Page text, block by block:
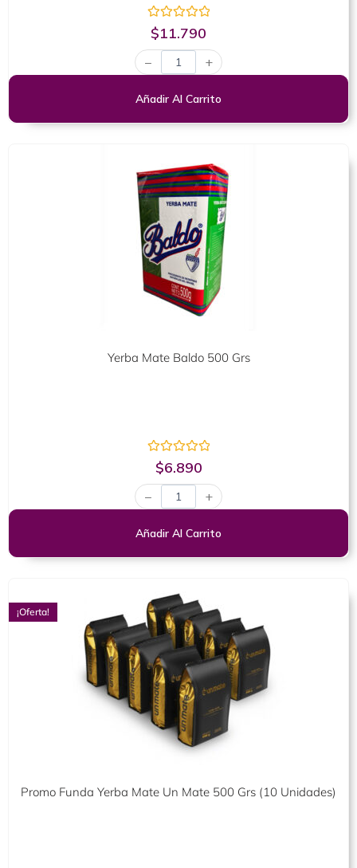
Valorado
con
0
de
5
$11.790
− +
Añadir Al Carrito
Yerba Mate Baldo 500 Grs
Valorado
con
0
de
5
$6.890
− +
Añadir Al Carrito
Promo Funda Yerba Mate Un Mate 500 Grs (10 Unidades)
¡Oferta!